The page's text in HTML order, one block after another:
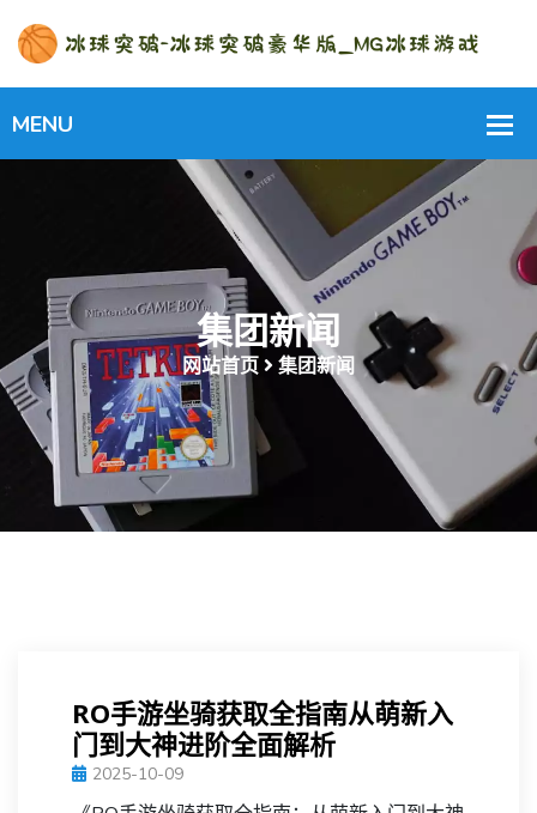
集团新闻
网站首页 集团新闻
RO手游坐骑获取全指南从萌新入
门到大神进阶全面解析
2025-10-09